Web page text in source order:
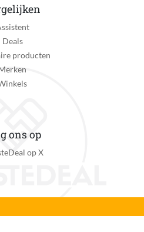
Deals
producten
ons op
op X